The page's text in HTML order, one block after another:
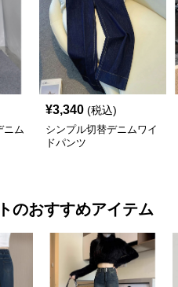
ニム
¥3,340 (税込)
シンプル切替デニムワイ
ドパンツ
のおすすめアイテム